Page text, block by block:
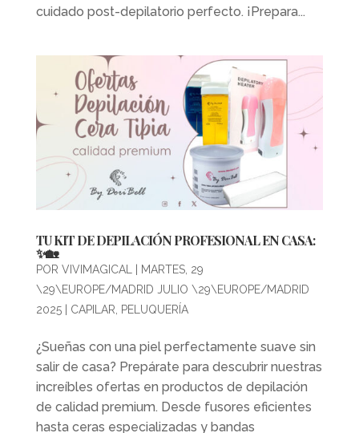
cuidado post-depilatorio perfecto. ¡Prepara...
TU KIT DE DEPILACIÓN PROFESIONAL EN CASA:
✨🏡
POR VIVIMAGICAL
MARTES, 29
\29\EUROPE/MADRID JULIO \29\EUROPE/MADRID
2025| CAPILAR PELUQUERÍA
¿Sueñas con una piel perfectamente suave sin
salir de casa? Prepárate para descubrir nuestras
increíbles ofertas en productos de depilación
de calidad premium. Desde fusores eficientes
hasta ceras especializadas y bandas